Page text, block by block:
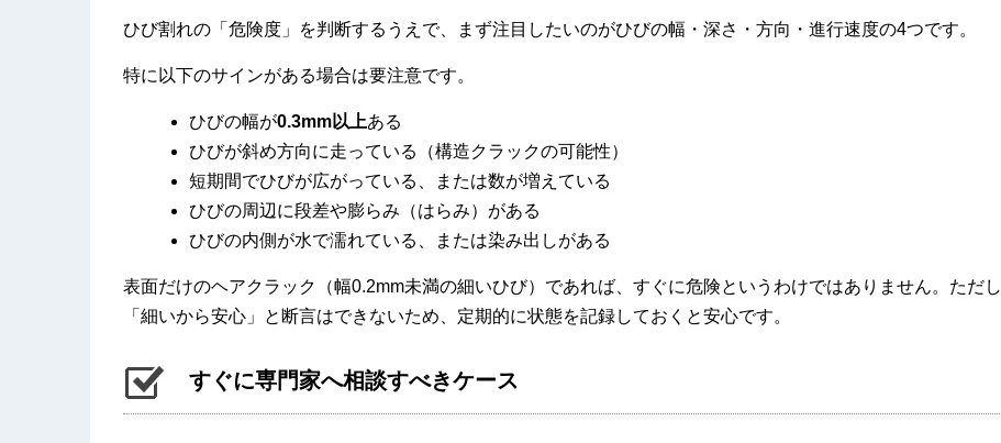
ひび割れの「危険度」を判断するうえで、まず注目したいのがひびの幅・深さ・方向・進行速度の4つです。
特に以下のサインがある場合は要注意です。
ひびの幅が0.3mm以上ある
ひびが斜め方向に走っている（構造クラックの可能性）
短期間でひびが広がっている、または数が増えている
ひびの周辺に段差や膨らみ（はらみ）がある
ひびの内側が水で濡れている、または染み出しがある
表面だけのヘアクラック（幅0.2mm未満の細いひび）であれば、すぐに危険というわけではありません。ただし
「細いから安心」と断言はできないため、定期的に状態を記録しておくと安心です。
すぐに専門家へ相談すべきケース